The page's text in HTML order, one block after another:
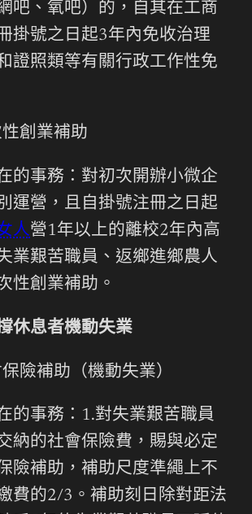
吧、氧吧）的，自其在工商
掛號之日起3年內免收治理
證照類等有關行政工作性免
創業補助
的事務：對初次開辦小微企
運營，且自掛號注冊之日起
人營1年以上的離校2年內高
業艱苦職員、返鄉進鄉農人
性創業補助。
休息者機動失業
險補助（機動失業）
的事務：1.對失業艱苦職員
納的社會保險費，賜與必定
險補助，補助尺度準繩上不
費的2/3。補助刻日除對距法